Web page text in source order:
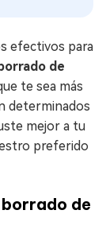
efectivos para
de
te sea más
determinados
mejor a tu
preferido
de